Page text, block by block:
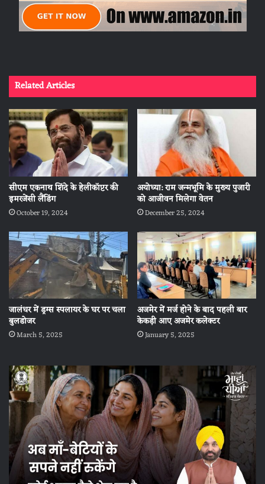
Related Articles
सीएम एकनाथ शिंदे के हेलीकॉप्टर की
इमरजेंसी लैंडिंग
October 19, 2024
अयोध्या: राम जन्मभूमि के मुख्य पुजारी
को आजीवन मिलेगा वेतन
December 25, 2024
जालंधर में ड्रग्स स्पलायर के घर पर चला
बुलडोजर
March 5, 2025
अजमेर में मर्ज होने के बाद पहली बार
केकड़ी आए अजमेर कलेक्टर
January 5, 2025